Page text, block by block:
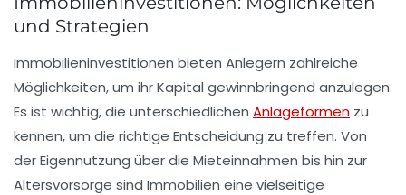
und Strategien
Immobilieninvestitionen bieten Anlegern zahlreiche
Möglichkeiten, um ihrKapital gewinnbringend anzulegen.
Es ist wichtig, die unterschiedlichen Anlageformen zu
kennen, um die richtige Entscheidung zu treffen. Von
derEigennutzung über die Mieteinnahmen bis hin zur
Altersvorsorge sind Immobilien eine vielseitige